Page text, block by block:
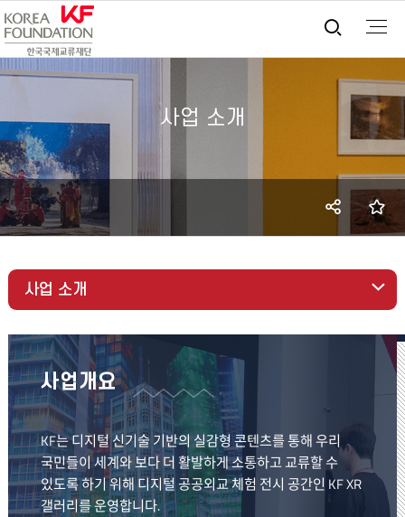
통합
사업 소개
SNS
사업 소개
사업개요
KF는 디지털 신기술 기반의 실감형 콘텐츠를 통해 우리
국민들이 세계와 보다 더 활발하게 소통하고 교류할 수
있도록 하기 위해 디지털 공공외교 체험 전시 공간인 KF XR
갤러리를 운영합니다.